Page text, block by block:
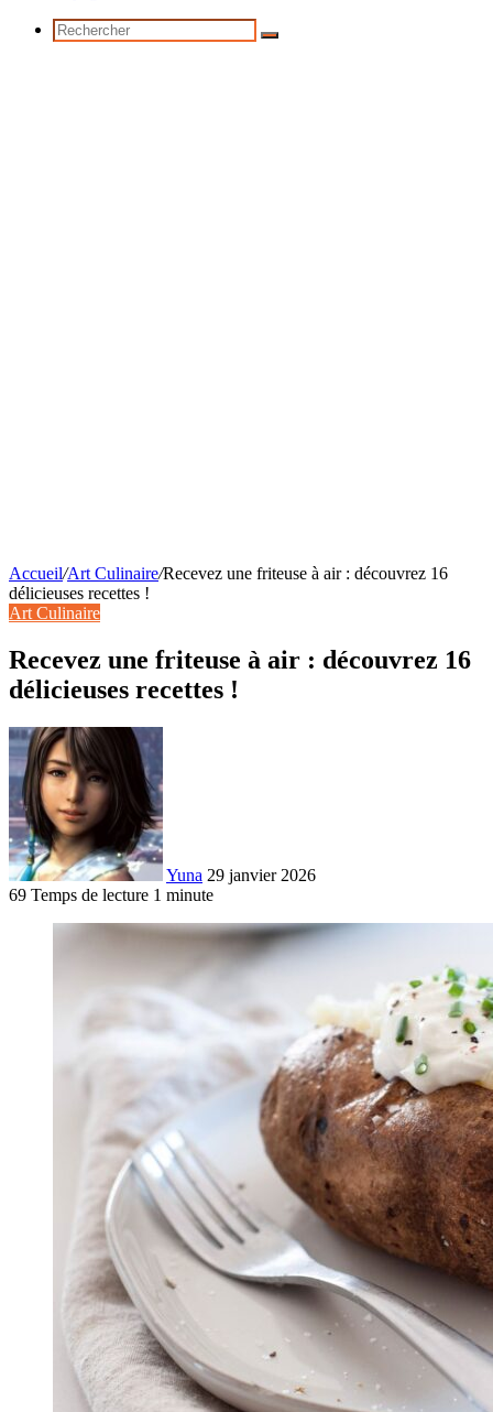
Rechercher
Accueil/Art Culinaire/Recevez une friteuse à air : découvrez 16
délicieuses recettes !
Art Culinaire
Recevez une friteuse à air : découvrez 16
délicieuses recettes !
Yuna 29 janvier 2026
69 Temps de lecture 1 minute